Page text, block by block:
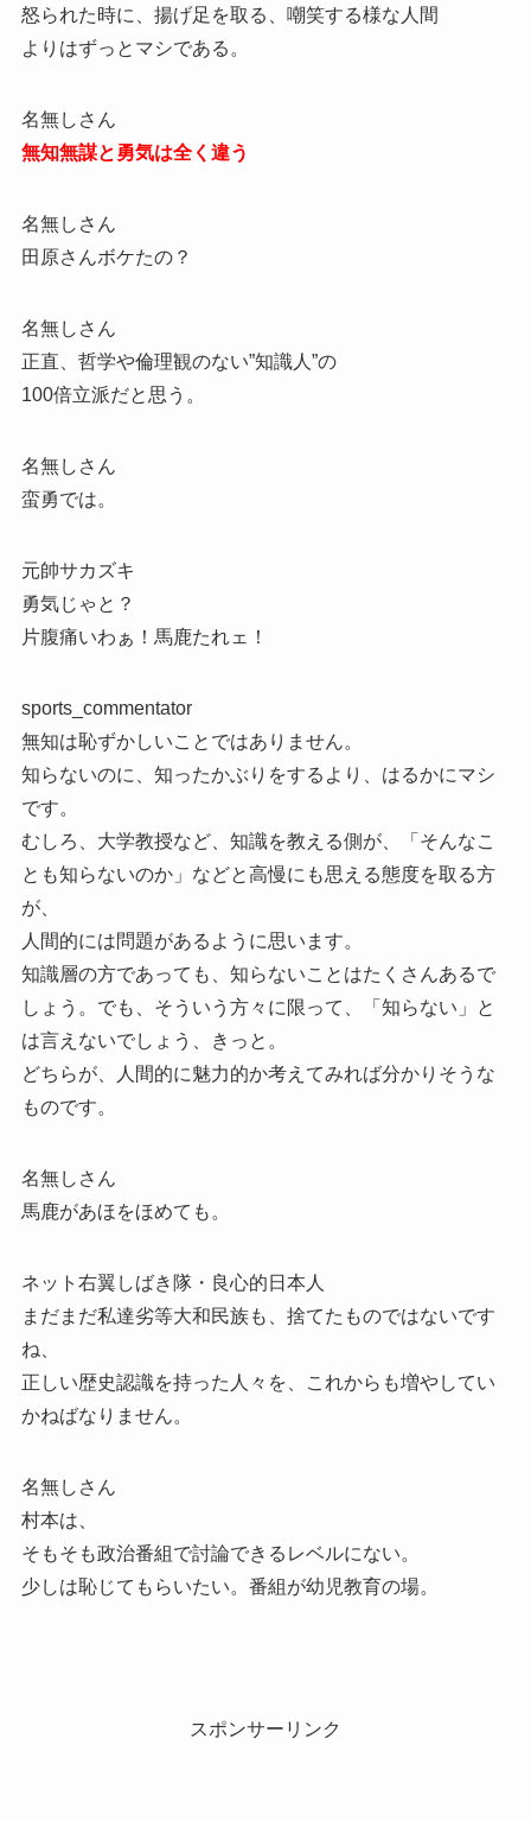
怒られた時に、揚げ足を取る、嘲笑する様な人間
よりはずっとマシである。
名無しさん
無知無謀と勇気は全く違う
名無しさん
田原さんボケたの？
名無しさん
正直、哲学や倫理観のない”知識人”の
100倍立派だと思う。
名無しさん
蛮勇では。
元帥サカズキ
勇気じゃと？
片腹痛いわぁ！馬鹿たれェ！
sports_commentator
無知は恥ずかしいことではありません。
知らないのに、知ったかぶりをするより、はるかにマシ
です。
むしろ、大学教授など、知識を教える側が、「そんなこ
とも知らないのか」などと高慢にも思える態度を取る方
が、
人間的には問題があるように思います。
知識層の方であっても、知らないことはたくさんあるで
しょう。でも、そういう方々に限って、「知らない」と
は言えないでしょう、きっと。
どちらが、人間的に魅力的か考えてみれば分かりそうな
ものです。
名無しさん
馬鹿があほをほめても。
ネット右翼しばき隊・良心的日本人
まだまだ私達劣等大和民族も、捨てたものではないです
ね、
正しい歴史認識を持った人々を、これからも増やしてい
かねばなりません。
名無しさん
村本は、
そもそも政治番組で討論できるレベルにない。
少しは恥じてもらいたい。番組が幼児教育の場。
スポンサーリンク